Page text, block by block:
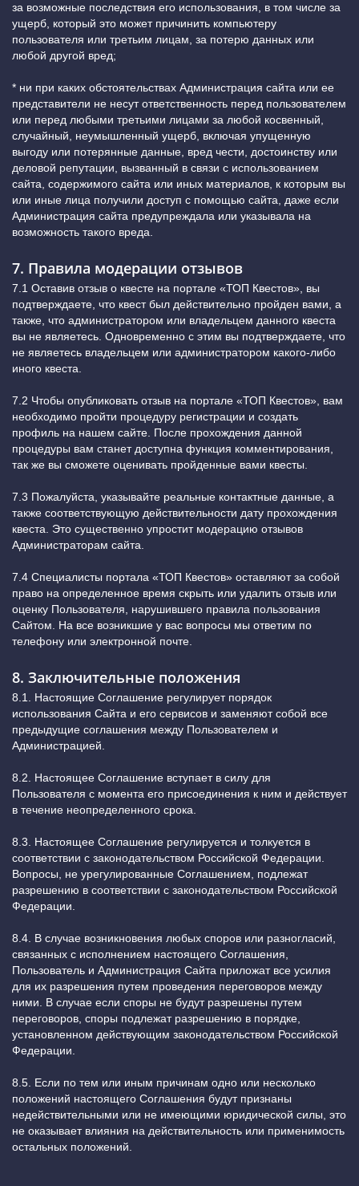
за возможные последствия его использования, в том числе за
ущерб, который это может причинить компьютеру
пользователя или третьим лицам, за потерю данных или
любой другой вред;
* ни при каких обстоятельствах Администрация сайта или ее
представители не несут ответственность перед пользователем
или перед любыми третьими лицами за любой косвенный,
случайный, неумышленный ущерб, включая упущенную
выгоду или потерянные данные, вред чести, достоинству или
деловой репутации, вызванный в связи с использованием
сайта, содержимого сайта или иных материалов, к которым вы
или иные лица получили доступ с помощью сайта, даже если
Администрация сайта предупреждала или указывала на
возможность такого вреда.
7. Правила модерации отзывов
7.1 Оставив отзыв о квесте на портале «ТОП Квестов», вы
подтверждаете, что квест был действительно пройден вами, а
также, что администратором или владельцем данного квеста
вы не являетесь. Одновременно с этим вы подтверждаете, что
не являетесь владельцем или администратором какого-либо
иного квеста.
7.2 Чтобы опубликовать отзыв на портале «ТОП Квестов», вам
необходимо пройти процедуру регистрации и создать
профиль на нашем сайте. После прохождения данной
процедуры вам станет доступна функция комментирования,
так же вы сможете оценивать пройденные вами квесты.
7.3 Пожалуйста, указывайте реальные контактные данные, а
также соответствующую действительности дату прохождения
квеста. Это существенно упростит модерацию отзывов
Администраторам сайта.
7.4 Специалисты портала «ТОП Квестов» оставляют за собой
право на определенное время скрыть или удалить отзыв или
оценку Пользователя, нарушившего правила пользования
Сайтом. На все возникшие у вас вопросы мы ответим по
телефону или электронной почте.
8. Заключительные положения
8.1. Настоящие Соглашение регулирует порядок
использования Сайта и его сервисов и заменяют собой все
предыдущие соглашения между Пользователем и
Администрацией.
8.2. Настоящее Соглашение вступает в силу для
Пользователя с момента его присоединения к ним и действует
в течение неопределенного срока.
8.3. Настоящее Соглашение регулируется и толкуется в
соответствии с законодательством Российской Федерации.
Вопросы, не урегулированные Соглашением, подлежат
разрешению в соответствии с законодательством Российской
Федерации.
8.4. В случае возникновения любых споров или разногласий,
связанных с исполнением настоящего Соглашения,
Пользователь и Администрация Сайта приложат все усилия
для их разрешения путем проведения переговоров между
ними. В случае если споры не будут разрешены путем
переговоров, споры подлежат разрешению в порядке,
установленном действующим законодательством Российской
Федерации.
8.5. Если по тем или иным причинам одно или несколько
положений настоящего Соглашения будут признаны
недействительными или не имеющими юридической силы, это
не оказывает влияния на действительность или применимость
остальных положений.